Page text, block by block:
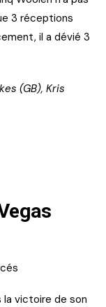
3 réceptions
il a dévié 3
(GB), Kris
la victoire de son